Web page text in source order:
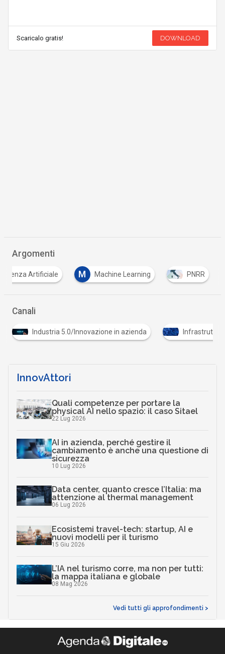
Scaricalo gratis! DOWNLOAD
Argomenti
Artificiale M Machine Learning PNRR
Canali
Industria 5.0/Innovazione in azienda
InnovAttori
Quali competenze per portare la
physical AI nello spazio: il caso Sitael
22 Lug 2026
AI in azienda, perché gestire il
cambiamento è anche una questione di
sicurezza
10 Lug 2026
Data center, quanto cresce l’Italia: ma
attenzione al thermal management
06 Lug 2026
Ecosistemi travel-tech: startup, AI e
nuovi modelli per il turismo
15 Giu 2026
L’IA nel turismo corre, ma non per tutti:
la mappa italiana e globale
08 Mag 2026
Vedi tutti gli approfondimenti >